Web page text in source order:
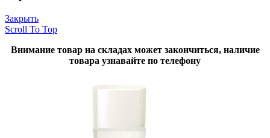
Закрыть
Scroll To Top
Внимание товар на складах может закончиться, наличие
товара узнавайте по телефону